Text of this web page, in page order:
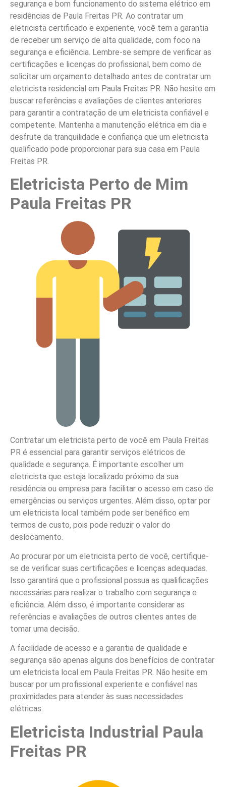
segurança e bom funcionamento do sistema elétrico em
residências de Paula Freitas PR. Ao contratar um
eletricista certificado e experiente, você tem a garantia
de receber um serviço de alta qualidade, com foco na
segurança e eficiência. Lembre-se sempre de verificar as
certificações e licenças do profissional, bem como de
solicitar um orçamento detalhado antes de contratar um
eletricista residencial em Paula Freitas PR. Não hesite em
buscar referências e avaliações de clientes anteriores
para garantir a contratação de um eletricista confiável e
competente. Mantenha a manutenção elétrica em dia e
desfrute da tranquilidade e confiança que um eletricista
qualificado pode proporcionar para sua casa em Paula
Freitas PR.
Eletricista Perto de Mim
Paula Freitas PR
Contratar um eletricista perto de você em Paula Freitas
PR é essencial para garantir serviços elétricos de
qualidade e segurança. É importante escolher um
eletricista que esteja localizado próximo da sua
residência ou empresa para facilitar o acesso em caso de
emergências ou serviços urgentes. Além disso, optar por
um eletricista local também pode ser benéfico em
termos de custo, pois pode reduzir o valor do
deslocamento.
Ao procurar por um eletricista perto de você, certifique-
se de verificar suas certificações e licenças adequadas.
Isso garantirá que o profissional possua as qualificações
necessárias para realizar o trabalho com segurança e
eficiência. Além disso, é importante considerar as
referências e avaliações de outros clientes antes de
tomar uma decisão.
A facilidade de acesso e a garantia de qualidade e
segurança são apenas alguns dos benefícios de contratar
um eletricista local em Paula Freitas PR. Não hesite em
buscar por um profissional experiente e confiável nas
proximidades para atender às suas necessidades
elétricas.
Eletricista Industrial Paula
Freitas PR